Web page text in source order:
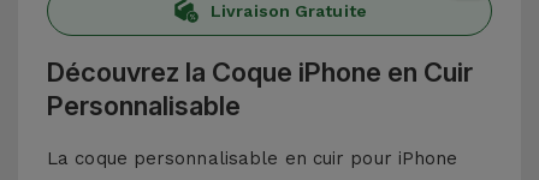
Livraison Gratuite
Découvrez la Coque iPhone en Cuir
Personnalisable
La coque personnalisable en cuir pour iPhone